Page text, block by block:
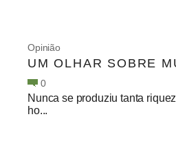
Opinião
UM OLHAR SOBRE
0
Nunca se produziu tanta
ho...